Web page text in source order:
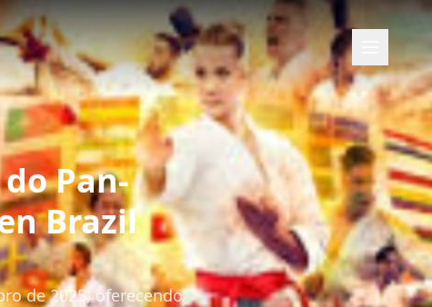
Abrir
Pan-
Brazil
de 2025, oferecendo